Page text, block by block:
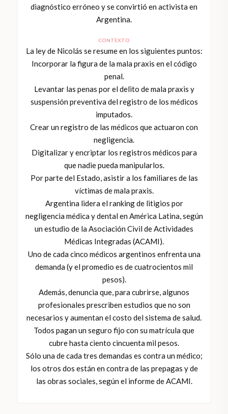
diagnóstico erróneo y se convirtió en activista en
Argentina.
CONTEXTO
La ley de Nicolás se resume en los siguientes puntos:
Incorporar la figura de la mala praxis en el código
penal.
Levantar las penas por el delito de mala praxis y
suspensión preventiva del registro de los médicos
imputados.
Crear un registro de las médicos que actuaron con
negligencia.
Digitalizar y encriptar los registros médicos para
que nadie pueda manipularlos.
Por parte del Estado, asistir a los familiares de las
víctimas de mala praxis.
Argentina lidera el ranking de litigios por
negligencia médica y dental en América Latina, según
un estudio de la Asociación Civil de Actividades
Médicas Integradas (ACAMI).
Uno de cada cinco médicos argentinos enfrenta una
demanda (y el promedio es de cuatrocientos mil
pesos).
Además, denuncia que, para cubrirse, algunos
profesionales prescriben estudios que no son
necesarios y aumentan el costo del sistema de salud.
Todos pagan un seguro fijo con su matrícula que
cubre hasta ciento cincuenta mil pesos.
Sólo una de cada tres demandas es contra un médico;
los otros dos están en contra de las prepagas y de
las obras sociales, según el informe de ACAMI.